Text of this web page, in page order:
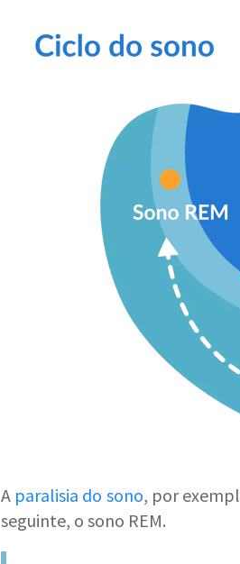
A paralisia do sono, por
seguinte, o sono REM.